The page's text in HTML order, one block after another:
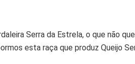
Serra da Estrela, o que não
esta raça que produz Queijo